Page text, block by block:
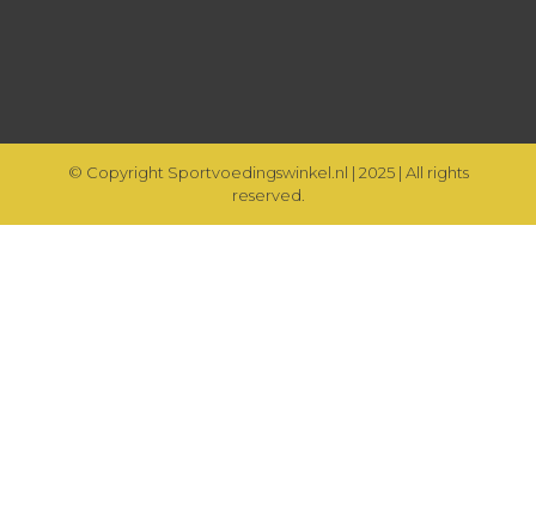
© Copyright Sportvoedingswinkel.nl | 2025 | All rights
reserved.